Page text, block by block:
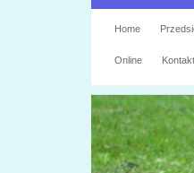
Home
Online Kontakt